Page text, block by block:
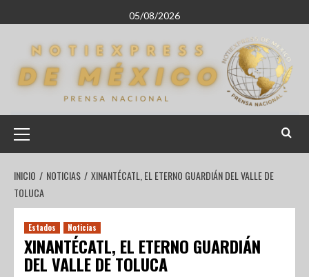
05/08/2026
INICIO NOTICIAS
XINANTÉCATL, EL ETERNO GUARDIÁN DEL VALLE DE
TOLUCA
Estados Noticias
XINANTÉCATL, EL ETERNO GUARDIÁN
DEL VALLE DE TOLUCA